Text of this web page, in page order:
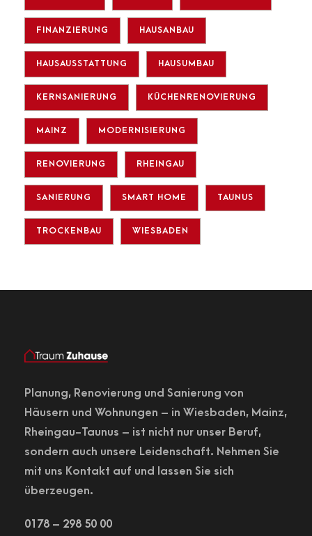
FINANZIERUNG HAUSANBAU
HAUSAUSSTATTUNG HAUSUMBAU
KERNSANIERUNG KÜCHENRENOVIERUNG
MAINZ MODERNISIERUNG
RENOVIERUNG RHEINGAU
SANIERUNG SMART HOME TAUNUS
TROCKENBAU WIESBADEN
Planung, Renovierung und Sanierung von
Häusern und Wohnungen – in Wiesbaden, Mainz,
Rheingau-Taunus – ist nicht nur unser Beruf,
sondern auch unsere Leidenschaft. Nehmen Sie
mit uns Kontakt auf und lassen Sie sich
überzeugen.
0178 – 298 50 00